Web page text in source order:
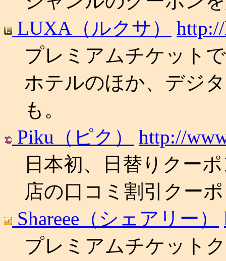
LUXA（ルクサ）
プレミアムチケット
ホテルのほか、デジ
も。
Piku（ピク）
http://
日本初、日替りクー
店の口コミ割引クー
Shareee（シェアリー）
プレミアムチケット